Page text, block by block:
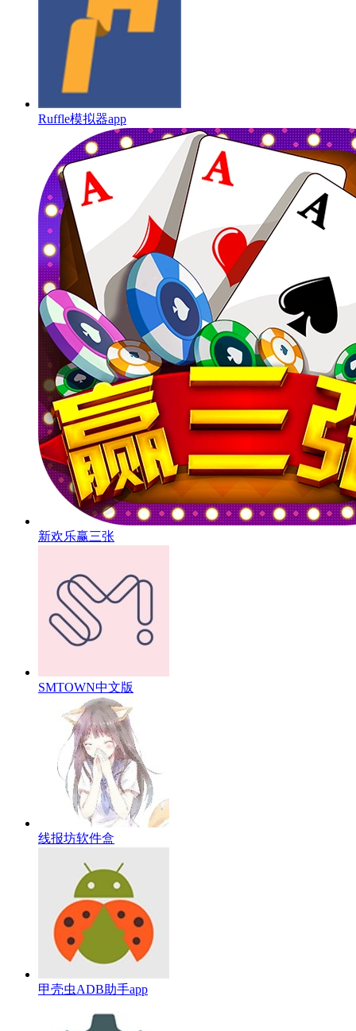
Ruffle模拟器app
新欢乐赢三张
SMTOWN中文版
线报坊软件盒
甲壳虫ADB助手app